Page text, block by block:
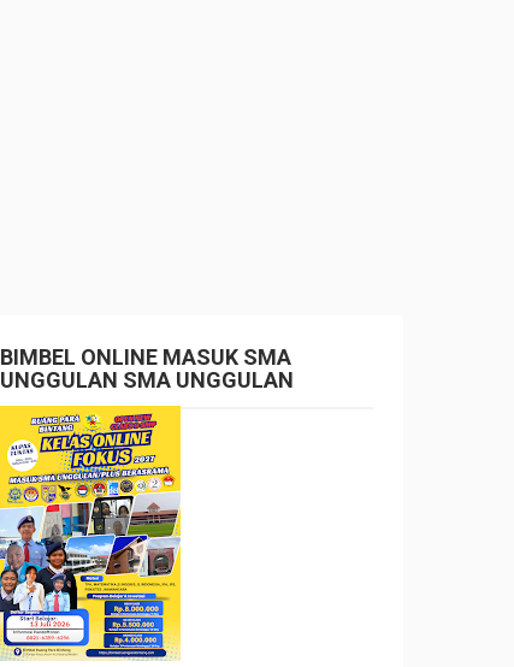
BIMBEL ONLINE MASUK SMA
UNGGULAN SMA UNGGULAN